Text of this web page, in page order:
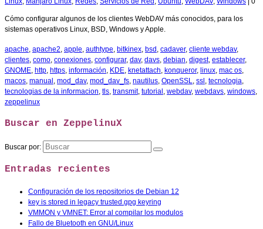
Cómo configurar algunos de los clientes WebDAV más conocidos, para los
sistemas operativos Linux, BSD, Windows y Apple.
apache, apache2, apple, authtype, bitkinex, bsd , cadaver, cliente webdav,
clientes, como, conexiones, configurar, dav, davs, debian, digest, establecer,
GNOME, http, https, información, KDE, knetattach, konqueror, linux, mac os,
macos, manual , mod_dav, mod_dav_fs, nautilus, OpenSSL, ssl , tecnologia,
tecnologias de la informacion, tls, transmit, tutorial , webdav, webdavs, windows,
zeppelinux
Buscar en ZeppelinuX
Buscar por:
Entradas recientes
Configuración de los repositorios de Debian 12
key is stored in legacy trusted.gpg keyring
VMMON y VMNET: Error al compilar los modulos
Fallo de Bluetooth en GNU/Linux